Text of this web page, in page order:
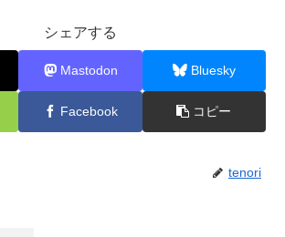
シェアする
Mastodon Bluesky
Facebook コピー
tenori